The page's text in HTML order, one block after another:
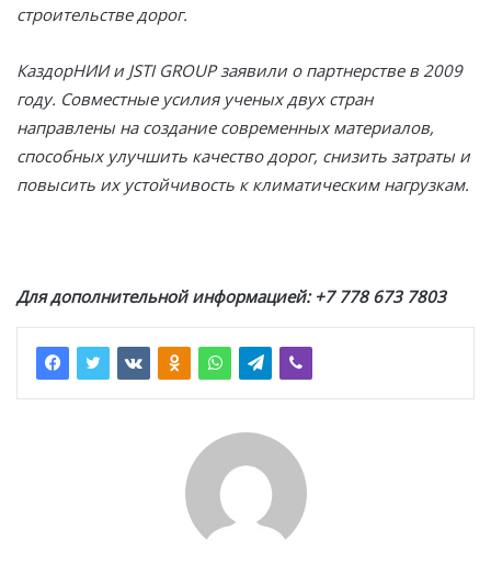
строительстве дорог.
КаздорНИИ и JSTI GROUP заявили о партнерстве в 2009
году. Совместные усилия ученых двух стран
направлены на создание современных материалов,
способных улучшить качество дорог, снизить затраты и
повысить их устойчивость к климатическим нагрузкам.
Для дополнительной информацией: +7 778 673 7803